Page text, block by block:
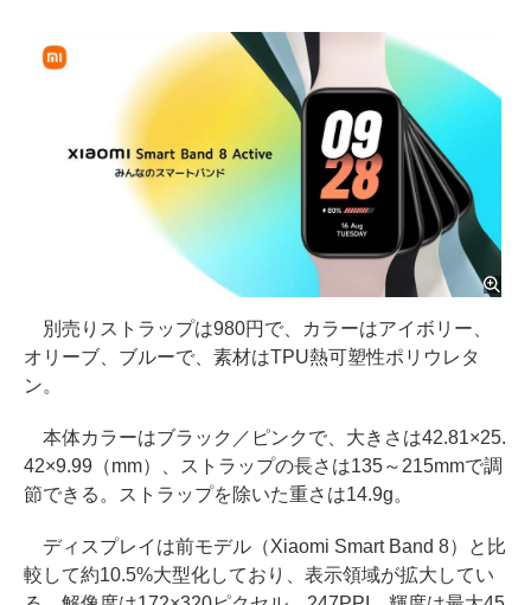
別売りストラップは980円で、カラーはアイボリー、
オリーブ、ブルーで、素材はTPU熱可塑性ポリウレタ
ン。
本体カラーはブラック／ピンクで、大きさは42.81×25.
42×9.99（mm）、ストラップの長さは135～215mmで調
節できる。ストラップを除いた重さは14.9g。
ディスプレイは前モデル（Xiaomi Smart Band 8）と比
較して約10.5%大型化しており、表示領域が拡大してい